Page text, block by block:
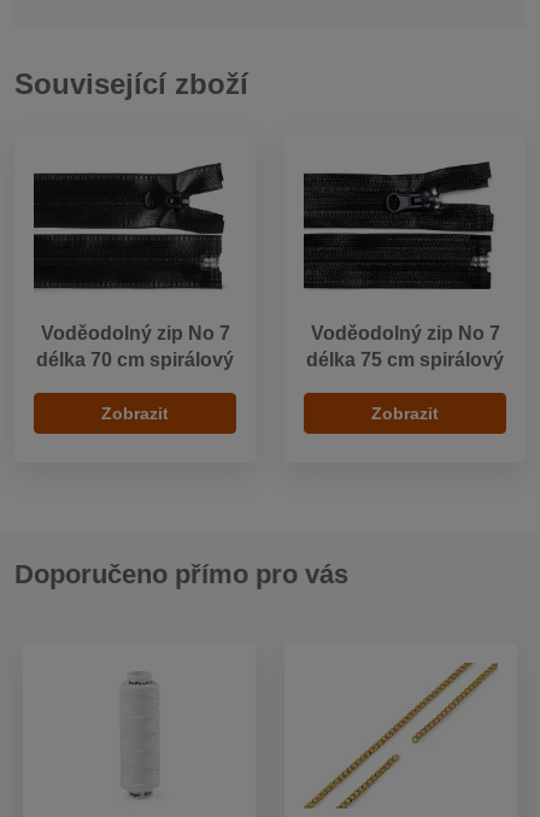
Související zboží
Voděodolný zip No 7
délka 70 cm spirálový
Zobrazit
Voděodolný zip No 7
délka 75 cm spirálový
Zobrazit
Doporučeno přímo pro vás